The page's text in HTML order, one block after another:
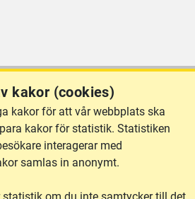
kakor (cookies)
kakor för att vår webbplats ska
kakor för statistik. Statistiken
interagerar med
samlas in anonymt.
om du inte samtycker till det